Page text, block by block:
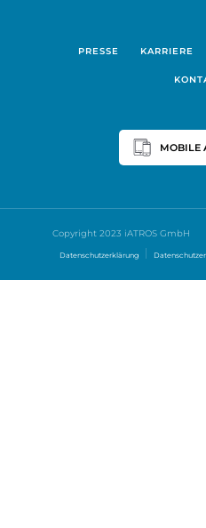
PRESSE KARRIERE
MOBILE
Copyright 2023 iATROS GmbH
Datenschutzerklärung